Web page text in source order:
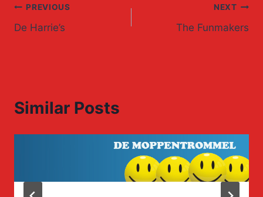
Post
navigation
PREVIOUS
De Harrie’s
NEXT
The Funmakers
Similar Posts